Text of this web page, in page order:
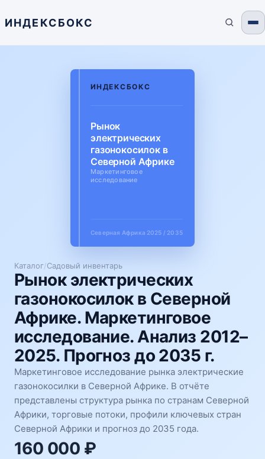
ИНДЕКСБОКС
Каталог/Садовый инвентарь
Рынок электрических
газонокосилок в Северной
Африке. Маркетинговое
исследование. Анализ 2012–
2025. Прогноз до 2035 г.
Маркетинговое исследование рынка электрические
газонокосилки в Северной Африке. В отчёте
представлены структура рынка по странам Северной
Африки, торговые потоки, профили ключевых стран
Северной Африки и прогноз до 2035 года.
160 000 ₽
ИНДЕКСБОКС
Рынок
электрических
газонокосилок в
Северной Африке
Маркетинговое
исследование
Северная Африка 2025 / 2035